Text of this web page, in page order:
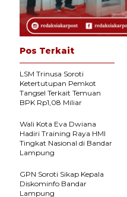
Pos Terkait
LSM Trinusa Soroti
Ketertutupan Pemkot
Tangsel Terkait Temuan
BPK Rp1,08 Miliar
Wali Kota Eva Dwiana
Hadiri Training Raya HMI
Tingkat Nasional di Bandar
Lampung
GPN Soroti Sikap Kepala
Diskominfo Bandar
Lampung